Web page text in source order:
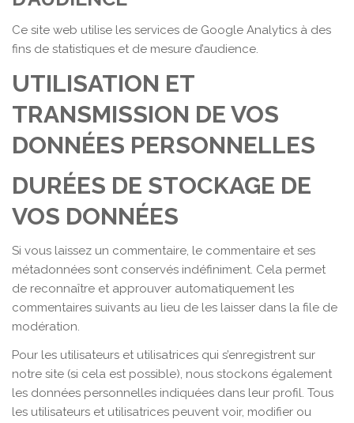
Ce site web utilise les services de Google Analytics à des
fins de statistiques et de mesure d’audience.
UTILISATION ET
TRANSMISSION DE VOS
DONNÉES PERSONNELLES
DURÉES DE STOCKAGE DE
VOS DONNÉES
Si vous laissez un commentaire, le commentaire et ses
métadonnées sont conservés indéfiniment. Cela permet
de reconnaître et approuver automatiquement les
commentaires suivants au lieu de les laisser dans la file de
modération.
Pour les utilisateurs et utilisatrices qui s’enregistrent sur
notre site (si cela est possible), nous stockons également
les données personnelles indiquées dans leur profil. Tous
les utilisateurs et utilisatrices peuvent voir, modifier ou